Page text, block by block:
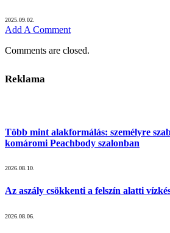
2025.09.02.
Add A Comment
Comments are closed.
Reklama
Több mint alakformálás: személyre
komáromi Peachbody szalonban
2026.08.10.
Az aszály csökkenti a felszín alatti
2026.08.06.